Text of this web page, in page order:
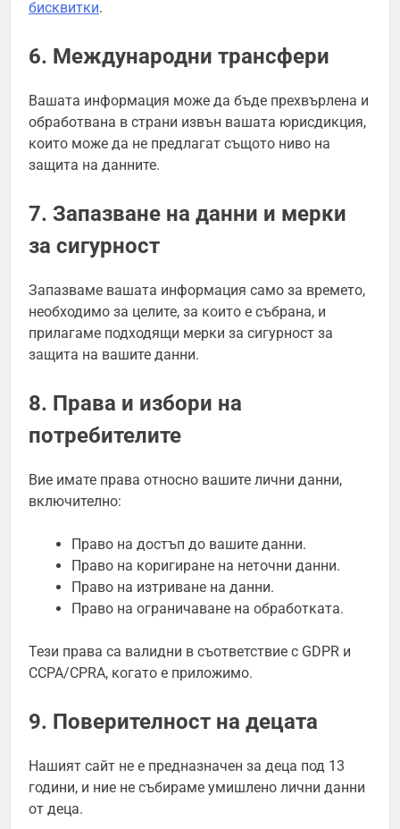
бисквитки.
6. Международни трансфери
Вашата информация може да бъде прехвърлена и
обработвана в страни извън вашата юрисдикция,
които може да не предлагат същото ниво на
защита на данните.
7. Запазване на данни и мерки
за сигурност
Запазваме вашата информация само за времето,
необходимо за целите, за които е събрана, и
прилагаме подходящи мерки за сигурност за
защита на вашите данни.
8. Права и избори на
потребителите
Вие имате права относно вашите лични данни,
включително:
Право на достъп до вашите данни.
Право на коригиране на неточни данни.
Право на изтриване на данни.
Право на ограничаване на обработката.
Тези права са валидни в съответствие с GDPR и
CCPA/CPRA, когато е приложимо.
9. Поверителност на децата
Нашият сайт не е предназначен за деца под 13
години, и ние не събираме умишлено лични данни
от деца.